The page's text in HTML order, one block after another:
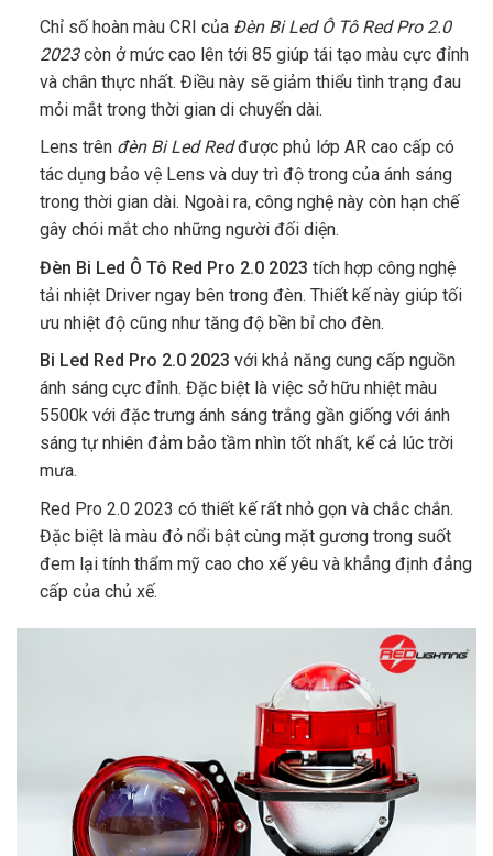
Chỉ số hoàn màu CRI củaĐèn Bi Led Ô Tô Red Pro 2.0
2023 còn ở mức cao lên tới 85 giúp tái tạo màu cực đỉnh
và chân thực nhất. Điều này sẽ giảm thiểu tình trạng đau
mỏi mắt trong thời gian di chuyển dài.
Lens trên đèn Bi Led Redđược phủ lớp AR cao cấp có
tác dụng bảo vệ Lens và duy trì độ trong của ánh sáng
trong thời gian dài. Ngoài ra, công nghệ này còn hạn chế
gây chói mắt cho những người đối diện.
Đèn Bi Led Ô Tô Red Pro 2.0 2023 tích hợp công nghệ
tải nhiệt Driver ngay bên trong đèn. Thiết kế này giúp tối
ưu nhiệt độ cũng như tăng độ bền bỉ cho đèn.
Bi Led Red Pro 2.0 2023 với khả năng cung cấp nguồn
ánh sáng cực đỉnh. Đặc biệt là việc sở hữu nhiệt màu
5500k với đặc trưng ánh sáng trắng gần giống với ánh
sáng tự nhiên đảm bảo tầm nhìn tốt nhất, kể cả lúc trời
mưa.
Red Pro 2.0 2023 có thiết kế rất nhỏ gọn và chắc chắn.
Đặc biệt là màu đỏ nổi bật cùng mặt gương trong suốt
đem lại tính thẩm mỹ cao cho xế yêu và khẳng định đẳng
cấp của chủ xế.